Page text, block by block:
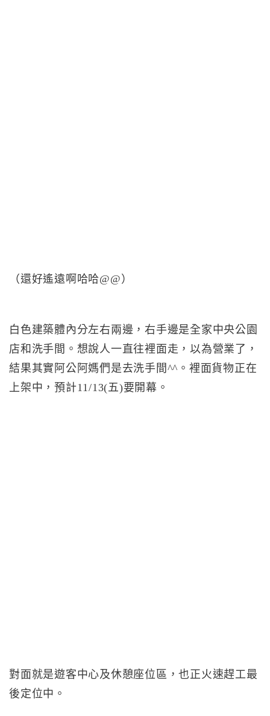
（還好遙遠啊哈哈@@）
白色建築體內分左右兩邊，右手邊是全家中央公園
店和洗手間。想說人一直往裡面走，以為營業了，
結果其實阿公阿媽們是去洗手間^^。裡面貨物正在
上架中，預計11/13(五)要開幕。
對面就是遊客中心及休憩座位區，也正火速趕工最
後定位中。